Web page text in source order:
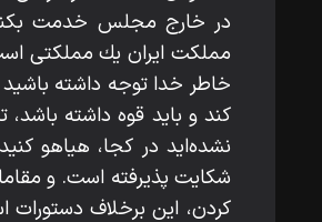
در خارج مجلس خدمت
مملكت ايران يك مملكتى
خاطر خدا توجه داشته
كند و بايد قوه داشته
نشده‌ايد در كجا، هياهو
شكايت پذيرفته است. و
كردن، اين برخلاف